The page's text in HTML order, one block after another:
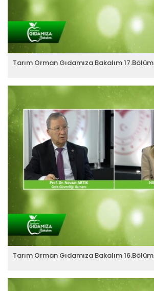
Tarım Orman Gıdamıza Bakalım 17.Bölüm
Tarım Orman Gıdamıza Bakalım 16.Bölüm